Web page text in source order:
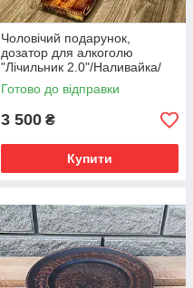
Чоловічий подарунок,
дозатор для алкоголю
"Лічильник 2.0"/Наливайка/
Оригінальні подарунки на
День Народження!
Готово до відправки
3 500 ₴
Купити